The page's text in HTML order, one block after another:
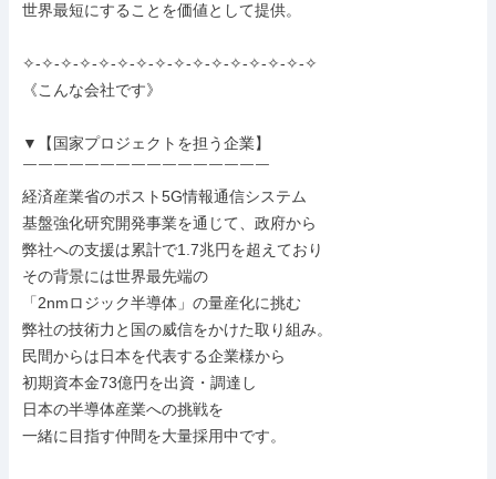
世界最短にすることを価値として提供。
✧-✧-✧-✧-✧-✧-✧-✧-✧-✧-✧-✧-✧-✧-✧-✧
《こんな会社です》
▼【国家プロジェクトを担う企業】
￣￣￣￣￣￣￣￣￣￣￣￣￣￣￣￣
経済産業省のポスト5G情報通信システム
基盤強化研究開発事業を通じて、政府から
弊社への支援は累計で1.7兆円を超えており
その背景には世界最先端の
「2nmロジック半導体」の量産化に挑む
弊社の技術力と国の威信をかけた取り組み。
民間からは日本を代表する企業様から
初期資本金73億円を出資・調達し
日本の半導体産業への挑戦を
一緒に目指す仲間を大量採用中です。